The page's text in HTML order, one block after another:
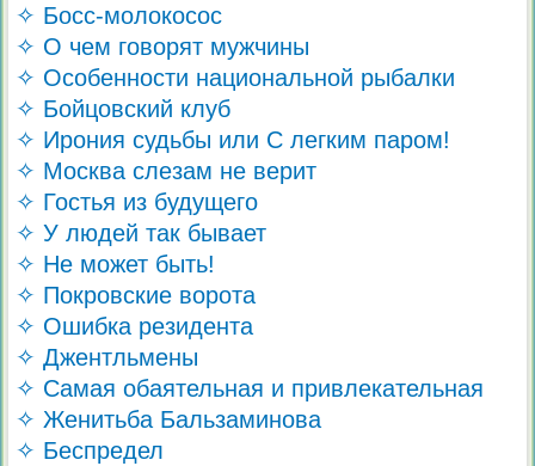
✧ Босс-молокосос
✧ О чем говорят мужчины
✧ Особенности национальной рыбалки
✧ Бойцовский клуб
✧ Ирония судьбы или С легким паром!
✧ Москва слезам не верит
✧ Гостья из будущего
✧ У людей так бывает
✧ Не может быть!
✧ Покровские ворота
✧ Ошибка резидента
✧ Джентльмены
✧ Самая обаятельная и привлекательная
✧ Женитьба Бальзаминова
✧ Беспредел